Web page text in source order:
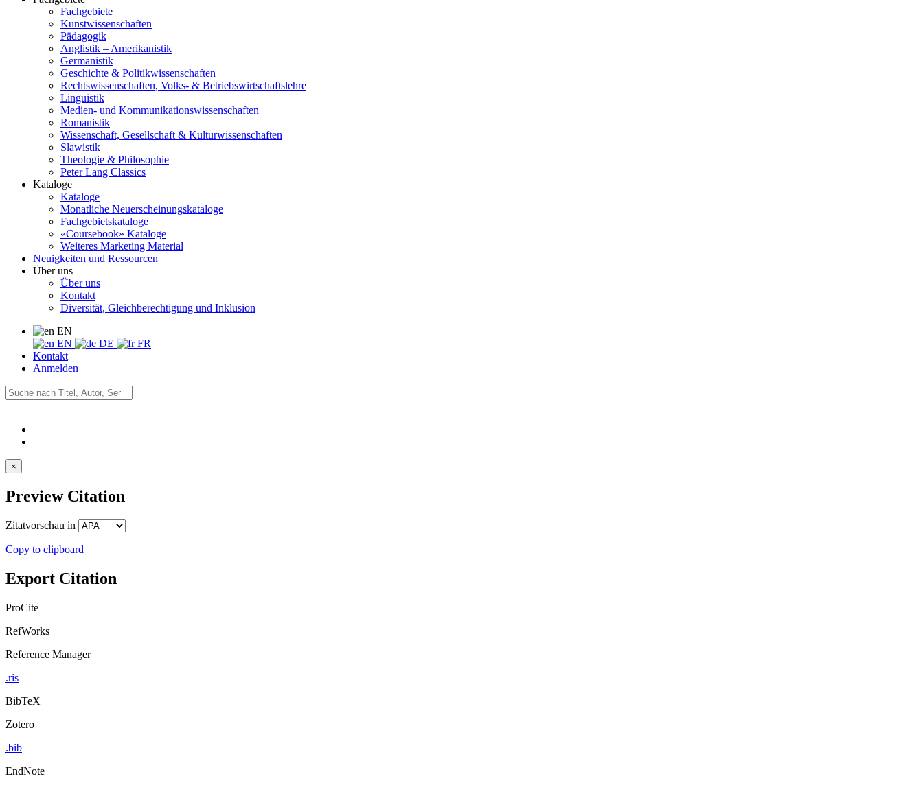
Fachgebiete
Kunstwissenschaften
Pädagogik
Anglistik – Amerikanistik
Germanistik
Geschichte & Politikwissenschaften
Rechtswissenschaften, Volks- & Betriebswirtschaftslehre
Linguistik
Medien- und Kommunikationswissenschaften
Romanistik
Wissenschaft, Gesellschaft & Kulturwissenschaften
Slawistik
Theologie & Philosophie
Peter Lang Classics
Kataloge
Kataloge
Monatliche Neuerscheinungskataloge
Fachgebietskataloge
«Coursebook» Kataloge
Weiteres Marketing Material
Neuigkeiten und Ressourcen
Über uns
Über uns
Kontakt
Diversität, Gleichberechtigung und Inklusion
EN
EN
DE
FR
Kontakt
Anmelden
×
Preview Citation
Zitatvorschau in
Copy to clipboard
Export Citation
ProCite
RefWorks
Reference Manager
.ris
BibTeX
Zotero
.bib
EndNote